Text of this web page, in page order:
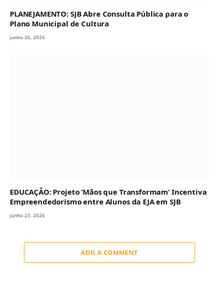
PLANEJAMENTO: SJB Abre Consulta Pública para o
Plano Municipal de Cultura
junho 26, 2026
EDUCAÇÃO: Projeto ‘Mãos que Transformam’ Incentiva
Empreendedorismo entre Alunos da EJA em SJB
junho 23, 2026
ADD A COMMENT